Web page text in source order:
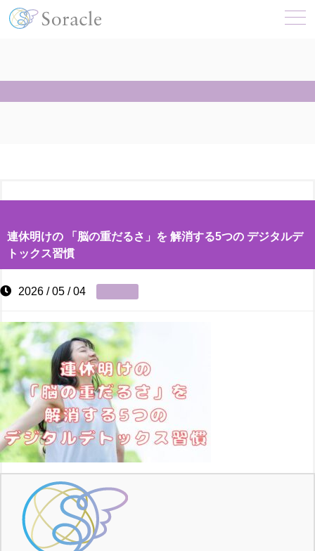
連休明けの 「脳の重だるさ」を 解消する5つの デジタルデ
トックス習慣
2026 / 05 / 04